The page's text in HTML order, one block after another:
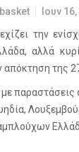
Ιουν
την
αλλά
της
με παραστάσεις